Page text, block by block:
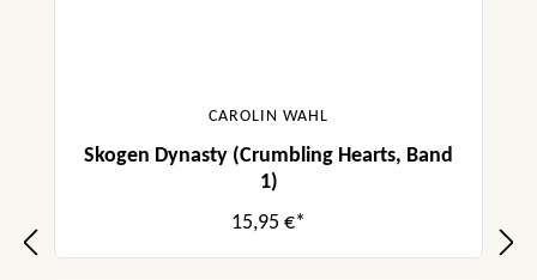
CAROLIN WAHL
Skogen Dynasty (Crumbling Hearts, Band
1)
15,95 €*